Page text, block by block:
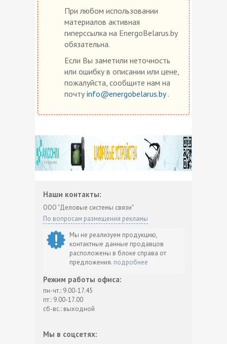
При любом использовании
материалов активная
гиперссылка на EnergoBelarus.by
обязательна.
Если Вы заметили неточность
или ошибку в описании или цене,
пожалуйста, сообщите нам на
почту info@energobelarus.by.
Наши контакты:
ООО "Деловые системы связи"
По вопросам размещения рекламы
Мы не реализуем продукцию,
контактные данные продавцов
расположены в блоке справа от
предложения. подробнее
Режим работы офиса:
пн-чт.: 9.00-17.45
пт.: 9.00-17.00
сб-вс.: выходной
Мы в соцсетях: